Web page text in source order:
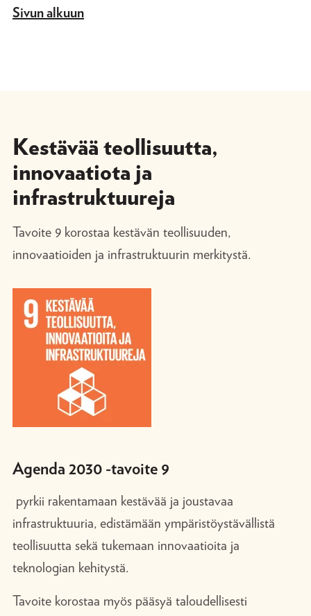
Sivun alkuun
Kestävää teollisuutta,
innovaatiota ja
infrastruktuureja
Tavoite 9 korostaa kestävän teollisuuden,
innovaatioiden ja infrastruktuurin merkitystä.
Agenda 2030 -tavoite 9
pyrkii rakentamaan kestävää ja joustavaa
infrastruktuuria, edistämään ympäristöystävällistä
teollisuutta sekä tukemaan innovaatioita ja
teknologian kehitystä.
Tavoite korostaa myös pääsyä taloudellisesti